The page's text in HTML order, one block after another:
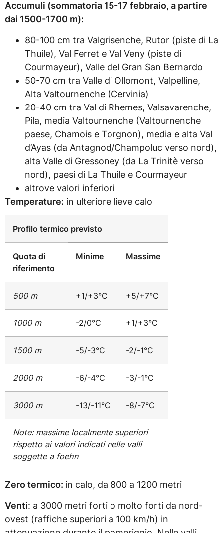
Accumuli (sommatoria 15-17 febbraio, a partire
dai 1500-1700 m):
80-100 cm tra Valgrisenche, Rutor (piste di La
Thuile), Val Ferret e Val Veny (piste di
Courmayeur), Valle del Gran San Bernardo
50-70 cm tra Valle di Ollomont, Valpelline,
Alta Valtournenche (Cervinia)
20-40 cm tra Val di Rhemes, Valsavarenche,
Pila, media Valtournenche (Valtournenche
paese, Chamois e Torgnon), media e alta Val
d’Ayas (da Antagnod/Champoluc verso nord),
alta Valle di Gressoney (da La Trinitè verso
nord), paesi di La Thuile e Courmayeur
altrove valori inferiori
Temperature: in ulteriore lieve calo
Profilo termico previsto
Quota di
riferimento
Minime Massime
500 m +1/+3°C +5/+7°C
1000 m -2/0°C +1/+3°C
1500 m -5/-3°C -2/-1°C
2000 m -6/-4°C -3/-1°C
3000 m -13/-11°C -8/-7°C
Note: massime localmente superiori
rispetto ai valori indicati nelle valli
soggette a foehn
Zero termico: in calo, da 800 a 1200 metri
Venti: a 3000 metri forti o molto forti da nord-
ovest (raffiche superiori a 100 km/h) in